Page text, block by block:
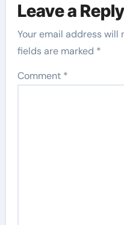
Leave a Reply
Your email address will
fields are marked *
Comment *